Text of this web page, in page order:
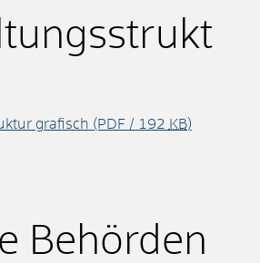
grafisch (PDF / 192 KB)
Behörden